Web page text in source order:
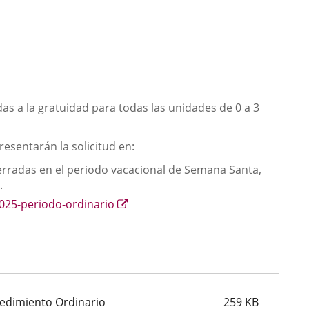
a la gratuidad para todas las unidades de 0 a 3
la solicitud en:
en el periodo vacacional de Semana Santa,
periodo-ordinario
Enlace
Ordinario 259 KB